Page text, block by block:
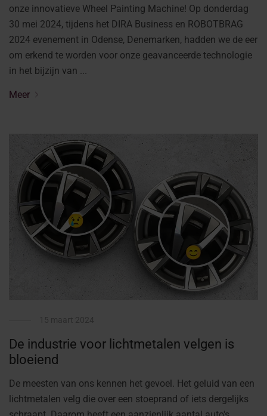
onze innovatieve Wheel Painting Machine! Op donderdag
30 mei 2024, tijdens het DIRA Business en ROBOTBRAG
2024 evenement in Odense, Denemarken, hadden we de eer
om erkend te worden voor onze geavanceerde technologie
in het bijzijn van ...
Meer
De industrie voor lichtmetalen velgen is
bloeiend
De meesten van ons kennen het gevoel. Het geluid van een
lichtmetalen velg die over een stoeprand of iets dergelijks